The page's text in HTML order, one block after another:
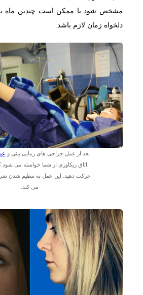
مشخص شود یا ممکن است چندین ماه
دلخواه زمان لازم باشد.
بعد از عمل جراحی های زیبایی بینی و
اتاق ریکاوری از شما خواسته می شود که
حرکت دهید. این عمل به تنظیم شدن
می کند.